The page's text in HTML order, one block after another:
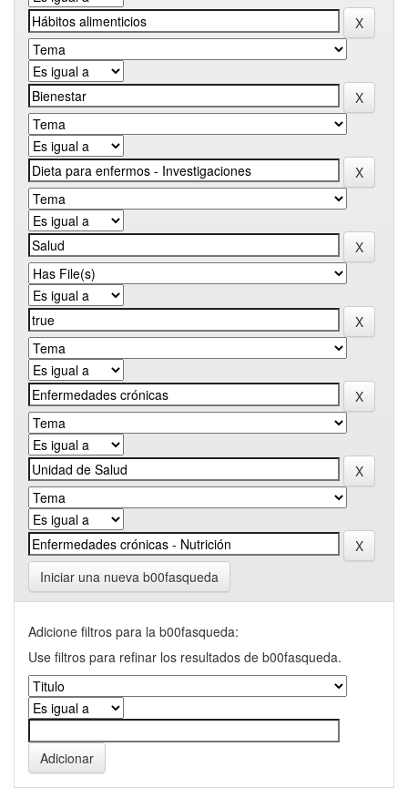
Iniciar una nueva b00fasqueda
Adicione filtros para la b00fasqueda:
Use filtros para refinar los resultados de b00fasqueda.